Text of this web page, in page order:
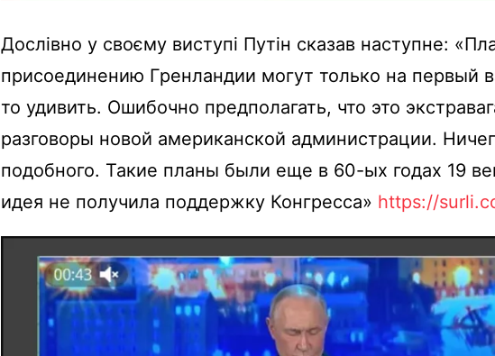
Дослівно у своєму виступі Путін сказав наступне:
присоединению Гренландии могут только на первый
то удивить. Ошибочно предполагать, что это
разговоры новой американской администрации.
подобного. Такие планы были еще в 60-ых годах 19
идея не получила поддержку Конгресса» https://